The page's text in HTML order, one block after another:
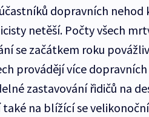
dopravních nehod
netěší. Počty všech
se začátkem roku
provádějí více
zastavování řidičů na
na blížící se